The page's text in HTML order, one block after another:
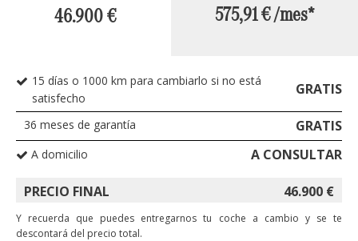
46.900€ 575,91 €/mes*
15 días o 1000 km para cambiarlo si no está
satisfecho
GRATIS
36 meses de garantía GRATIS
A domicilio A CONSULTAR
PRECIO FINAL 46.900 €
Y recuerda que puedes entregarnos tu coche a cambio y se te
descontará del precio total.